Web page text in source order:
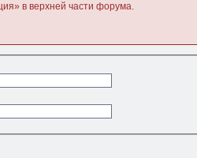
в верхней части форума.